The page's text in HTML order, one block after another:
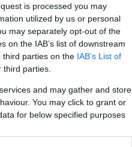
is processed you may
utilized by us or personal
may separately opt-out of the
on the IAB’s list of downstream
third parties on the IAB’s List of
parties.
and may gather and store
You may click to grant or
for below specified purposes